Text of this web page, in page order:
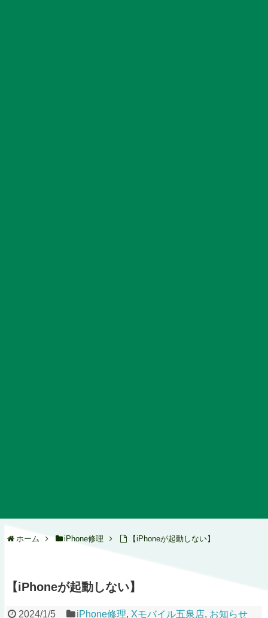
ホーム iPhone修理 【iPhoneが起動しない】
【iPhoneが起動しない】
2024/1/5 iPhone修理, Xモバイル五泉店, お知らせ